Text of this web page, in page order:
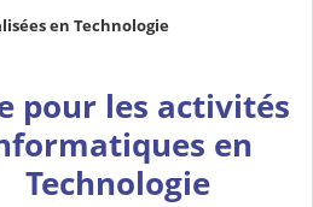
en Technologie
pour les activités
en
Technologie